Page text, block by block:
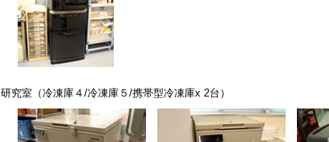
研究室（冷凍庫４/冷凍庫５/携帯型冷凍庫x 2台）